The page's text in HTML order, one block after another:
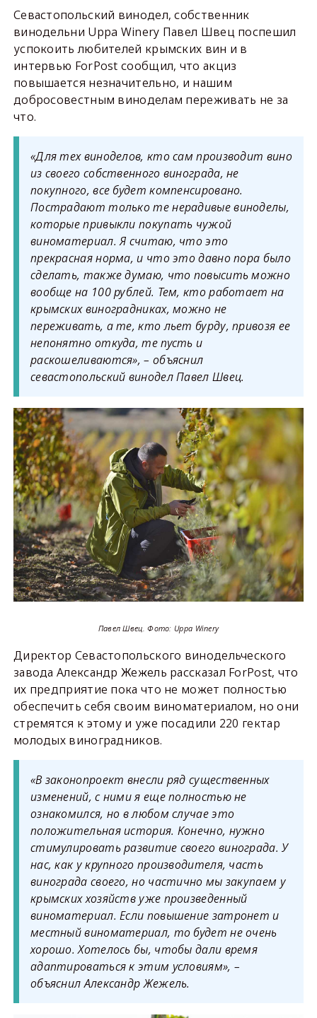
Севастопольский винодел, собственник
винодельни Uppa Winery Павел Швец поспешил
успокоить любителей крымских вин и в
интервью ForPost сообщил, что акциз
повышается незначительно, и нашим
добросовестным виноделам переживать не за
что.
«Для тех виноделов, кто сам производит вино
из своего собственного винограда, не
покупного, все будет компенсировано.
Пострадают только те нерадивые виноделы,
которые привыкли покупать чужой
виноматериал. Я считаю, что это
прекрасная норма, и что это давно пора было
сделать, также думаю, что повысить можно
вообще на 100 рублей. Тем, кто работает на
крымских виноградниках, можно не
переживать, а те, кто льет бурду, привозя ее
непонятно откуда, те пусть и
раскошеливаются», – объяснил
севастопольский винодел Павел Швец.
Павел Швец. Фото: Uppa Winery
Директор Севастопольского винодельческого
завода Александр Жежель рассказал ForPost, что
их предприятие пока что не может полностью
обеспечить себя своим виноматериалом, но они
стремятся к этому и уже посадили 220 гектар
молодых виноградников.
«В законопроект внесли ряд существенных
изменений, с ними я еще полностью не
ознакомился, но в любом случае это
положительная история. Конечно, нужно
стимулировать развитие своего винограда. У
нас, как у крупного производителя, часть
винограда своего, но частично мы закупаем у
крымских хозяйств уже произведенный
виноматериал. Если повышение затронет и
местный виноматериал, то будет не очень
хорошо. Хотелось бы, чтобы дали время
адаптироваться к этим условиям», –
объяснил Александр Жежель.